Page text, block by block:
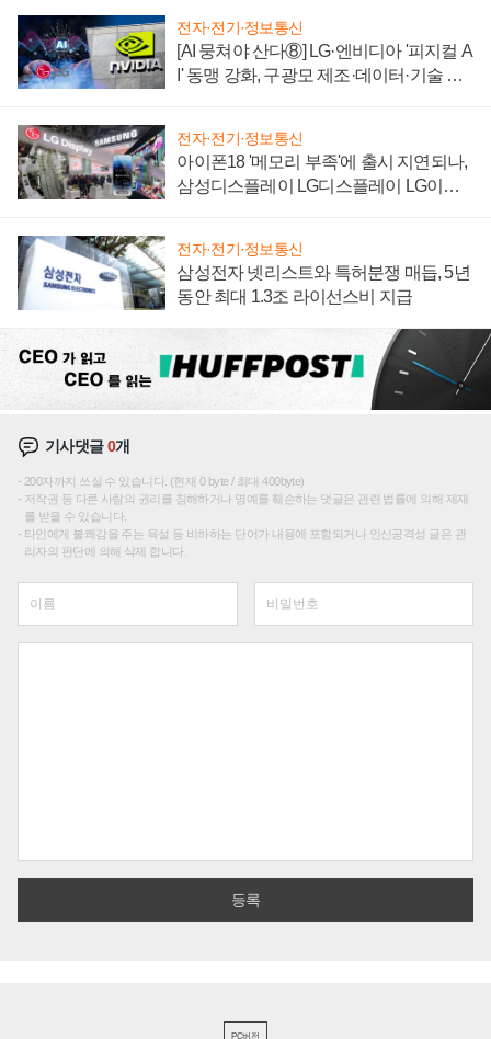
전자·전기·정보통신
[AI 뭉쳐야 산다⑧] LG·엔비디아 '피지컬 A
I' 동맹 강화, 구광모 제조·데이터·기술 결
전자·전기·정보통신
아이폰18 '메모리 부족'에 출시 지연되나,
삼성디스플레이 LG디스플레이 LG이노
전자·전기·정보통신
삼성전자 넷리스트와 특허분쟁 매듭, 5년
동안 최대 1.3조 라이선스비 지급
기사댓글0개
200자까지 쓰실 수 있습니다. (현재 0 byte / 최대 400byte)
저작권 등 다른 사람의 권리를 침해하거나 명예를 훼손하는 댓글은 관련 법률에 의해 제재
를 받을 수 있습니다.
타인에게 불쾌감을 주는 욕설 등 비하하는 단어가 내용에 포함되거나 인신공격성 글은 관
리자의 판단에 의해 삭제 합니다.
PC버전